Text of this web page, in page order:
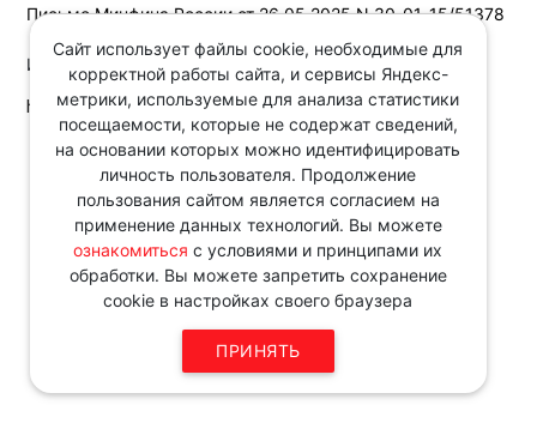
Письмо Минфина России от 26.05.2025 N 30-01-15/51378
Источник:
http://www.consultant.ru
Сайт использует файлы cookie, необходимые для
корректной работы сайта, и сервисы Яндекс-
метрики, используемые для анализа статистики
посещаемости, которые не содержат сведений,
на основании которых можно идентифицировать
личность пользователя. Продолжение
пользования сайтом является согласием на
применение данных технологий. Вы можете
ознакомиться с условиями и принципами их
обработки. Вы можете запретить сохранение
cookie в настройках своего браузера
ПРИНЯТЬ
Звоните по телефону в рабочие
дни с 9:00 до 18:00
8 343 287 51 45